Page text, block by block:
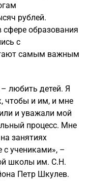
рублей.
образования
с
самым важным
любить детей. Я
чтобы и им, и мне
и уважали мой
процесс. Мне
занятиях
с учениками», –
школы им. С.Н.
Петр Шкулев.